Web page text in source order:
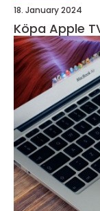
18. January 2024
Köpa Apple